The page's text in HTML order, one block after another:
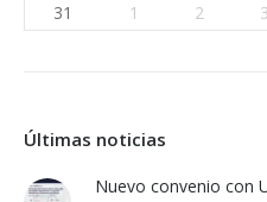
31
1 2 3
Últimas noticias
Nuevo convenio con